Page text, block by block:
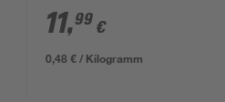
1,2 mm 25 kg
11,99 €
0,48 € / Kilogramm